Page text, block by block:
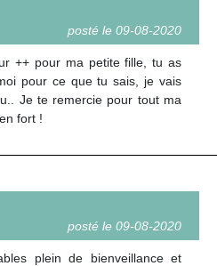
posté le 09-08-2020
++ pour ma petite fille, tu as
pour ce que tu sais, je vais
Je te remercie pour tout ma
fort !
posté le 09-08-2020
plein de bienveillance et